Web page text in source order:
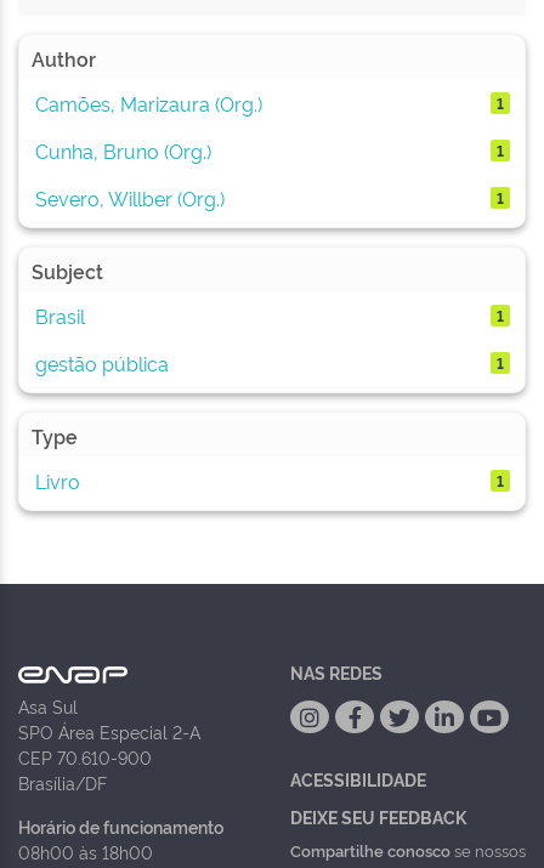
Author
Camões, Marizaura (Org.)
1
Cunha, Bruno (Org.) 1
Severo, Willber (Org.) 1
Subject
Brasil
1
gestão pública 1
Type
Livro
1
Asa Sul
SPO Área Especial 2-A
CEP 70.610-900
Brasília/DF
Horário de funcionamento
08h00 às 18h00
NAS REDES
ACESSIBILIDADE
DEIXE SEU FEEDBACK
Compartilhe conoscose nossos